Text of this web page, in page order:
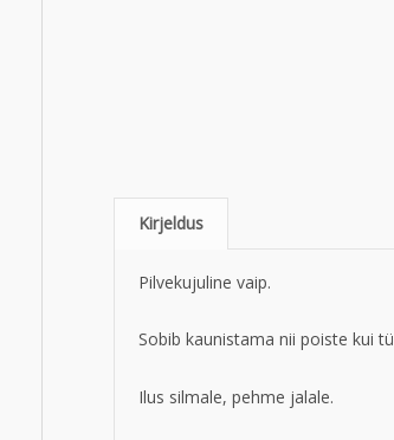
Kirjeldus
Pilvekujuline vaip.
Sobib kaunistama nii poiste kui
Ilus silmale, pehme jalale.